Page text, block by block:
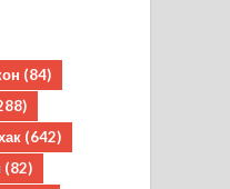
(84)
(642)
(82)